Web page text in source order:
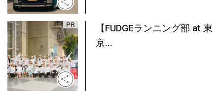
【FUDGEランニング部 at 東
京...